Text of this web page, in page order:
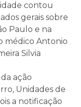
contou
gerais sobre
Paulo e na
médico Antonio
Silvia
ação
Unidades de
a notificação